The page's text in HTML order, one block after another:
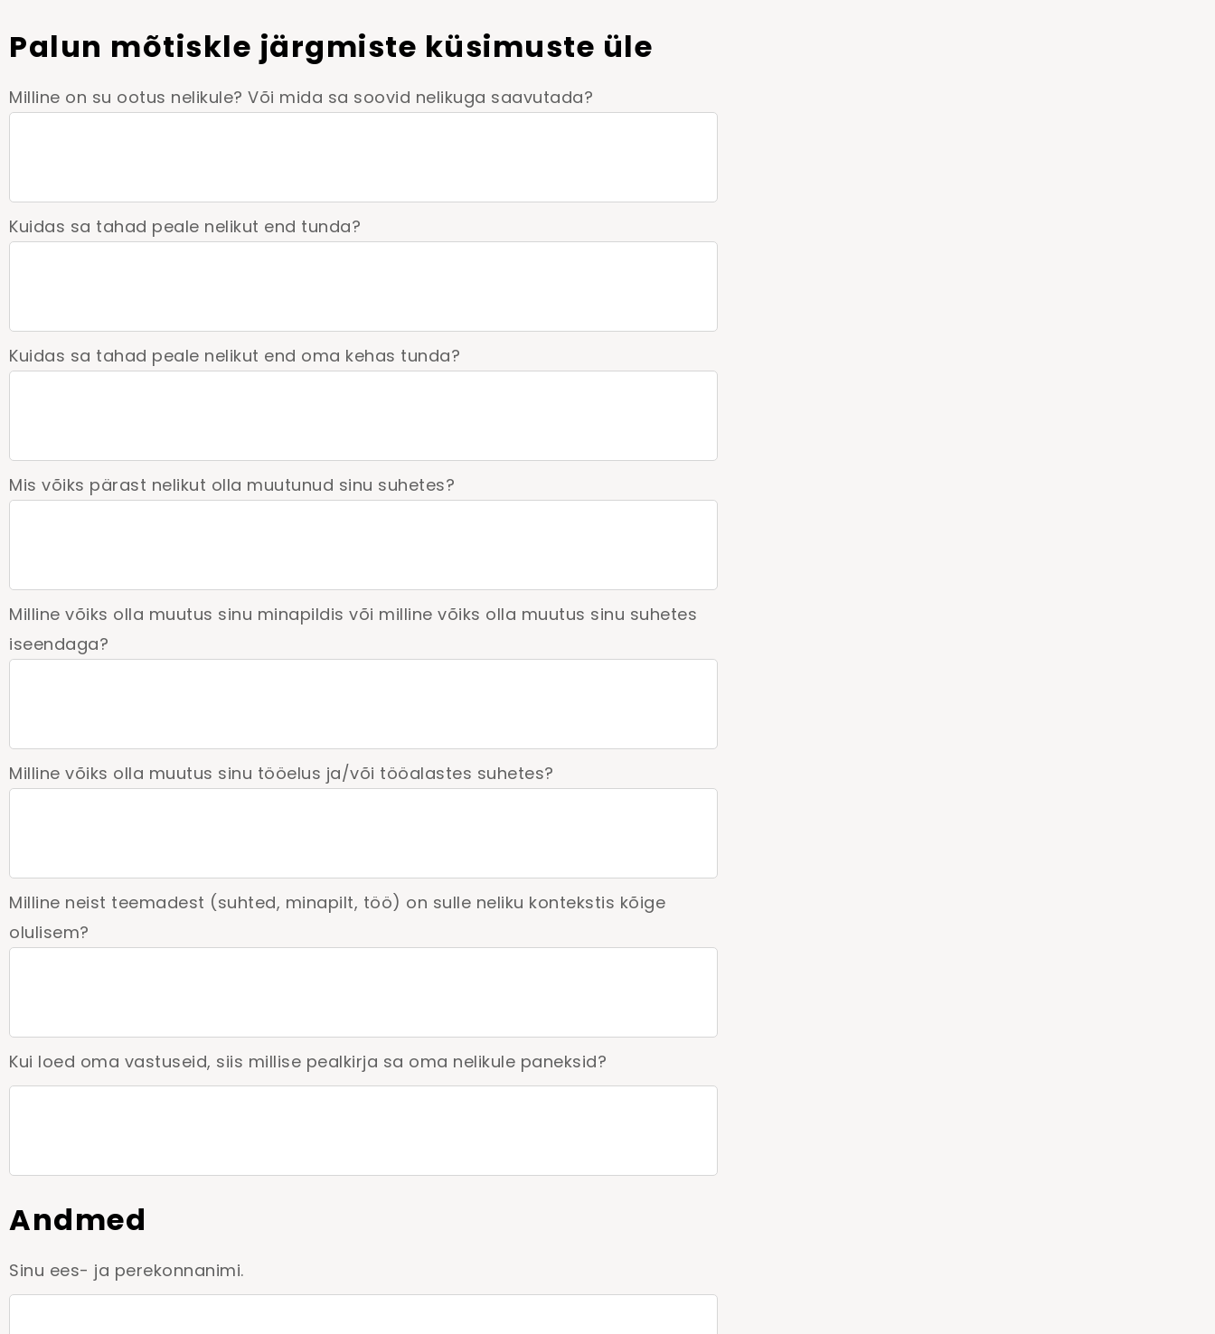
Palun mõtiskle järgmiste küsimuste üle
Milline on su ootus nelikule? Või mida sa soovid nelikuga saavutada?
Kuidas sa tahad peale nelikut end tunda?
Kuidas sa tahad peale nelikut end oma kehas tunda?
Mis võiks pärast nelikut olla muutunud sinu suhetes?
Milline võiks olla muutus sinu minapildis või milline võiks olla muutus sinu suhetes
iseendaga?
Milline võiks olla muutus sinu tööelus ja/või tööalastes suhetes?
Milline neist teemadest (suhted, minapilt, töö) on sulle neliku kontekstis kõige
olulisem?
Kui loed oma vastuseid, siis millise pealkirja sa oma nelikule paneksid?
Andmed
Sinu ees- ja perekonnanimi.